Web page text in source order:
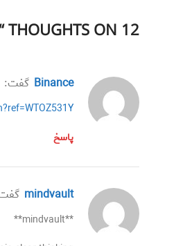
12 THOUGHTS ON “
binance گفت:
پاسخ
mindvault
** mindvault**